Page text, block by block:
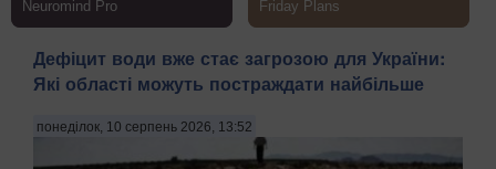
Дефіцит води вже стає загрозою для України:
Які області можуть постраждати найбільше
понеділок, 10 серпень 2026, 13:52